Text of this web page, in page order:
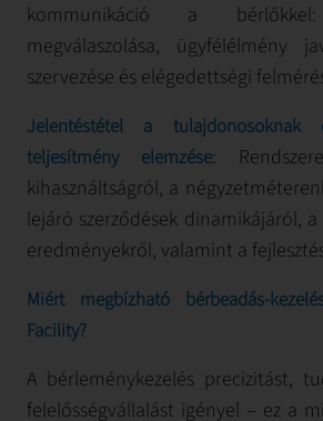
kommunikáció a bérlőkkel:
megválaszolása, ügyfélélmény
szervezése és elégedettségi
Jelentéstétel a
teljesítmény elemzése:
kihasználtságról, a
lejáró szerződések dinamikájáról,
eredményekről, valamint a
Miért megbízható bérbeadás-
Facility?
A bérleménykezelés precizitást,
felelősségvállalást igényel – ez a